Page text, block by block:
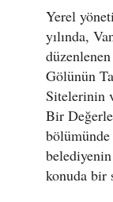
Yerel
yılında,
Gölünün
Sitelerinin
Bir
bölümünde
konuda bir